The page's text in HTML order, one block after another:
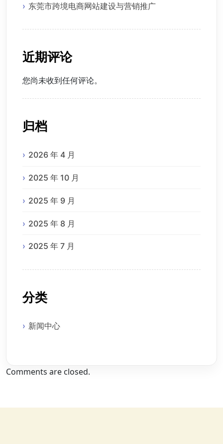
东莞市跨境电商网站建设与营销推广
近期评论
您尚未收到任何评论。
归档
2026 年 4 月
2025 年 10 月
2025 年 9 月
2025 年 8 月
2025 年 7 月
分类
新闻中心
Comments are closed.